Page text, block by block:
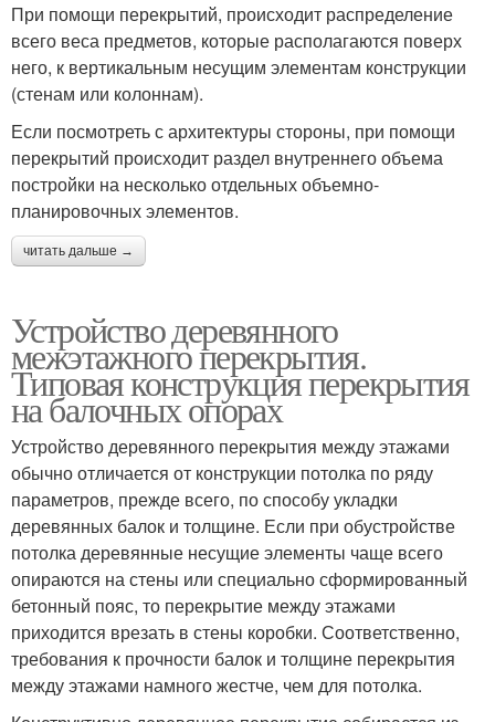
При помощи перекрытий, происходит распределение
всего веса предметов, которые располагаются поверх
него, к вертикальным несущим элементам конструкции
(стенам или колоннам).
Если посмотреть с архитектуры стороны, при помощи
перекрытий происходит раздел внутреннего объема
постройки на несколько отдельных объемно-
планировочных элементов.
читать дальше →
Устройство деревянного
межэтажного перекрытия.
Типовая конструкция перекрытия
на балочных опорах
Устройство деревянного перекрытия между этажами
обычно отличается от конструкции потолка по ряду
параметров, прежде всего, по способу укладки
деревянных балок и толщине. Если при обустройстве
потолка деревянные несущие элементы чаще всего
опираются на стены или специально сформированный
бетонный пояс, то перекрытие между этажами
приходится врезать в стены коробки. Соответственно,
требования к прочности балок и толщине перекрытия
между этажами намного жестче, чем для потолка.